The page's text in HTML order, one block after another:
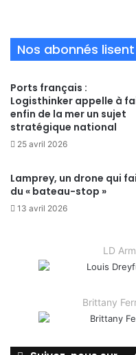
Nos abonnés lisent
Ports français :
Logisthinker appelle à
enfin de la mer un sujet
stratégique national
25 avril 2026
Lamprey, un drone qui
du « bateau-stop »
13 avril 2026
LD
Brittany